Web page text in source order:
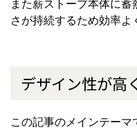
また薪ストーブ本体に
さが持続するため効率よ
デザイン性が高
この記事のメインテー